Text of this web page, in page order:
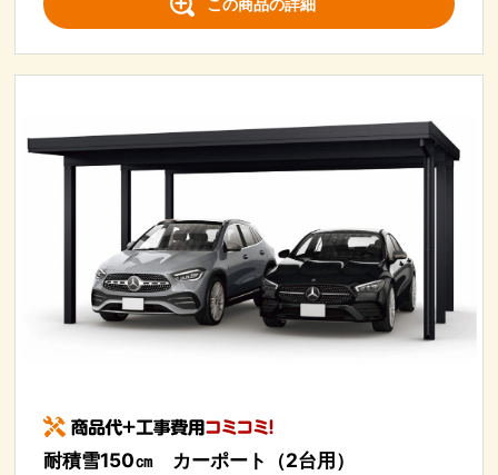
この商品の詳細
耐積雪150㎝ カーポート（2台用）